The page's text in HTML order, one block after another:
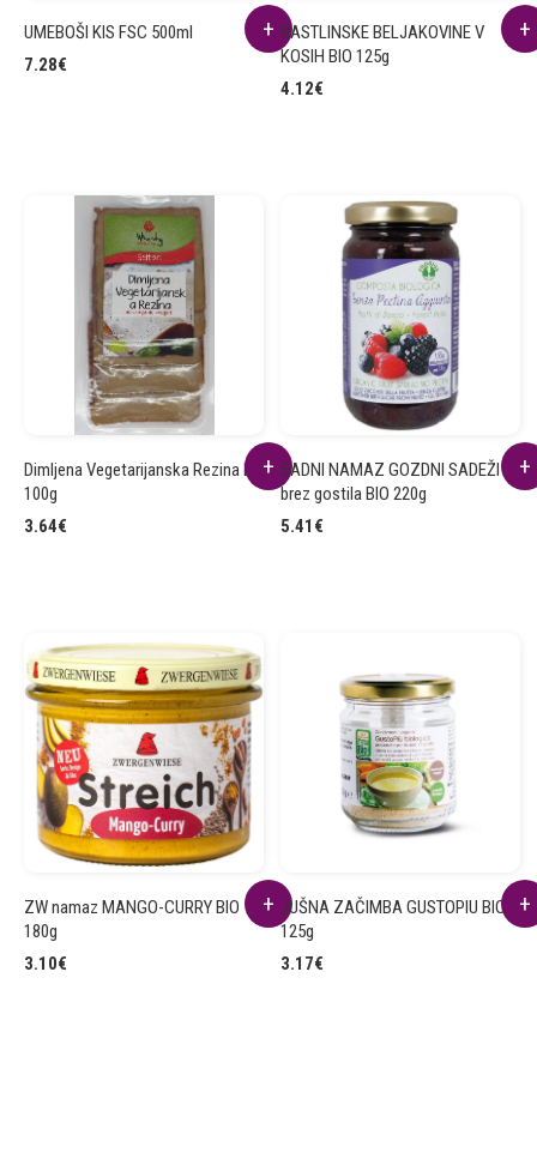
UMEBOŠI KIS FSC 500ml
7.28€
RASTLINSKE BELJAKOVINE V
KOSIH BIO 125g
4.12€
Dimljena Vegetarijanska Rezina BIO
100g
3.64€
SADNI NAMAZ GOZDNI SADEŽI
brez gostila BIO 220g
5.41 €
ZW namaz MANGO-CURRY BIO
180g
3.10€
JUŠNA ZAČIMBA GUSTOPIU BIO
125g
3.17€